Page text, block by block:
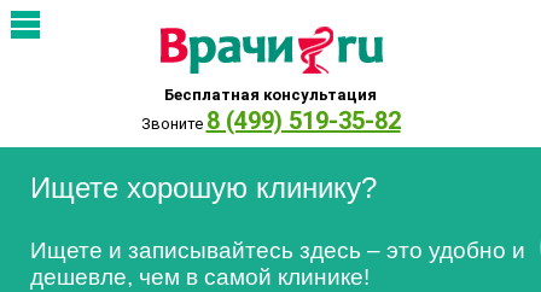
Бесплатная консультация
Звоните 8 (499) 519-35-82
Ищете хорошую клинику?
Ищете и записывайтесь здесь – это удобно и
дешевле, чем в самой клинике!